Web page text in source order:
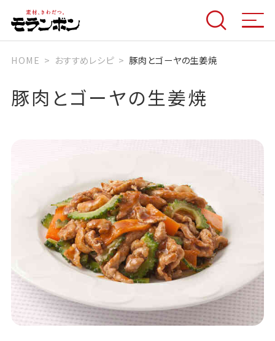
HOME おすすめレシピ 豚肉とゴーヤの生姜焼
豚肉とゴーヤの生姜焼